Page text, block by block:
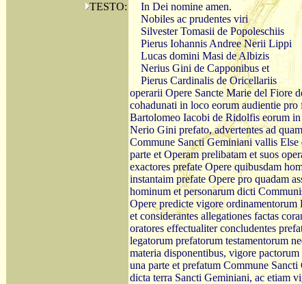
TESTO:
In Dei nomine amen.
Nobiles ac prudentes viri
Silvester Tomasii de Popoleschiis
Pierus Iohannis Andree Nerii Lippi
Lucas domini Masi de Albizis
Nerius Gini de Capponibus et
Pierus Cardinalis de Oricellariis
operarii Opere Sancte Marie del Fiore
cohadunati in loco eorum audientie pro
Bartolomeo Iacobi de Ridolfis eorum
Nerio Gini prefato, advertentes ad
Commune Sancti Geminiani vallis Else
parte et Operam prelibatam et suos
exactores prefate Opere quibusdam
instantaim prefate Opere pro quadam
hominum et personarum dicti
Opere predicte vigore
et considerantes allegationes factas
oratores effectualiter concludentes
legatorum prefatorum testamentorum
materia disponentibus, vigore
una parte et prefatum Commune
dicta terra Sancti Geminiani, ac etiam